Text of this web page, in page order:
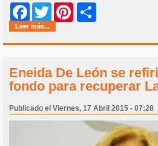
Facebook
Twitter Pinterest
Leer más...
Eneida De León se
fondo para recuperar
Publicado el Viernes, 17 Abril 2015 - 07:28